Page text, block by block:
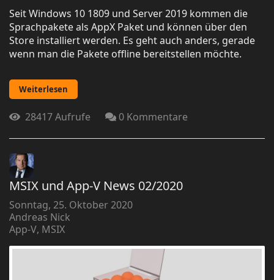
Seit Windows 10 1809 und Server 2019 kommen die
Sprachpakete als AppX Paket und können über den
Store installiert werden. Es geht auch anders, gerade
wenn man die Pakete offline bereitstellen möchte.
Weiterlesen
28417 Aufrufe 0 Kommentare
MSIX und App-V News 02/2020
Sonntag, 25. Oktober 2020
Andreas Nick
App-V MSIX